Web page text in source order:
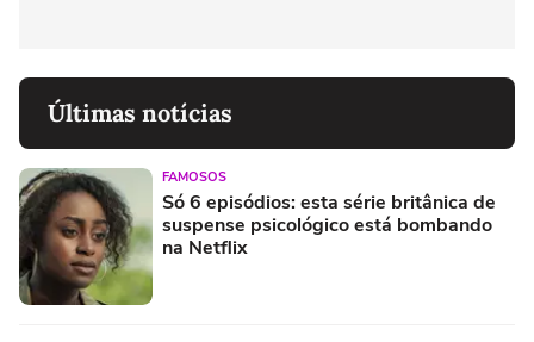
Últimas notícias
FAMOSOS
Só 6 episódios: esta série britânica de
suspense psicológico está bombando
na Netflix